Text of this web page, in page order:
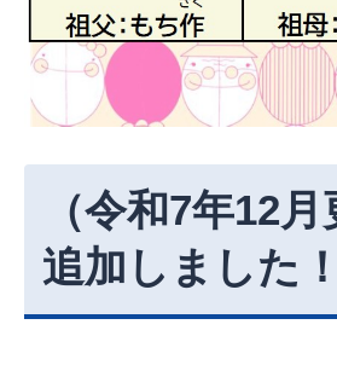
（令和7年12
追加しました！